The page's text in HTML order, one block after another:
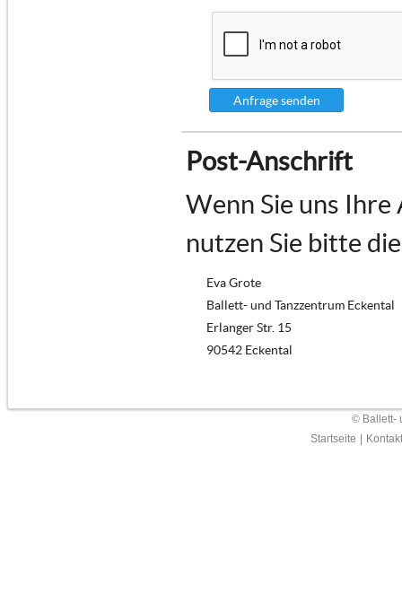
Anfrage senden
Post-Anschrift
Wenn Sie uns
nutzen Sie bitte
Eva Grote
Ballett- und Tanzzentrum Eckental
Erlanger Str. 15
90542 Eckental
© Ballett-
Startseite
Kontakt